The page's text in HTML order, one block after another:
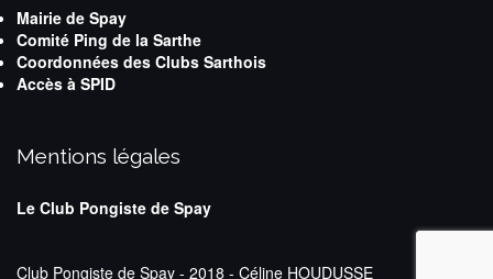
Mairie de Spay
Comité Ping de la Sarthe
Coordonnées des Clubs Sarthois
Accès à SPID
Mentions légales
Le Club Pongiste de Spay
Club Pongiste de Spay - 2018 - Céline HOUDUSSE